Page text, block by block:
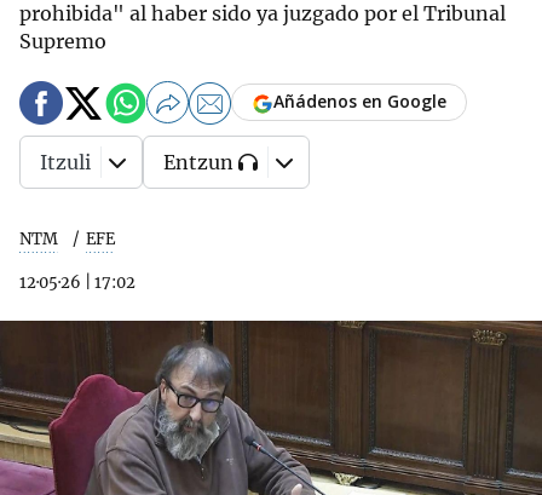
prohibida" al haber sido ya juzgado por el Tribunal
Supremo
NTM EFE
12·05·26 17:02
Añádenos en Google
Itzuli Entzun